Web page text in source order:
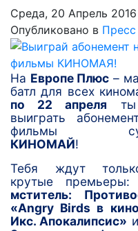
Среда, 20 Апрель 2016
Опубликовано в
На Европе Плюс –
батл для всех
по 22 апреля ты
выиграть
фильмы
КИНОМАЙ!
Тебя ждут
крутые премьеры:
мститель:
«Angry Birds в
Икс. Апокалипсис» и